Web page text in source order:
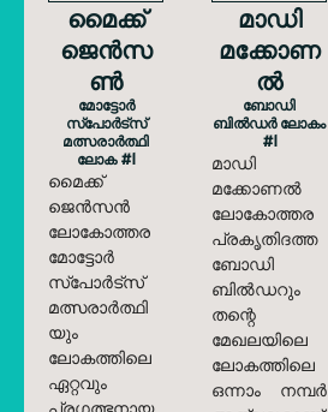
മൈക്ക്
ജെൻസ
ൺ
മോട്ടോർ
സ്പോർട്സ്
മത്സരാർത്ഥി
ലോക #1
മൈക്ക്
ജെൻസൻ
ലോകോത്തര
മോട്ടോർ
സ്പോർട്സ്
മത്സരാർത്ഥി
യും
ലോകത്തിലെ
ഏറ്റവും
മാഡി
മക്കോണ
ൽ
ബോഡി
ബിൽഡർ ലോകം
#1
മാഡി
മക്കോണൽ
ലോകോത്തര
പ്രകൃതിദത്ത
ബോഡി
ബിൽഡറും
തന്റെ
മേഖലയിലെ
ലോകത്തിലെ
ഒന്നാം നമ്പർ